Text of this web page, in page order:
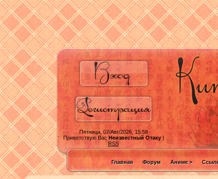
Пятница, 07/Авг/2026, 15:58
Приветствую ВасНеизвестный Отаку|
RSS
Главная Форум Аниме >